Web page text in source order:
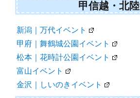
甲信越・北陸
新潟｜万代イベント
甲府｜舞鶴城公園イベント
松本｜花時計公園イベント
富山イベント
金沢｜しいのきイベント